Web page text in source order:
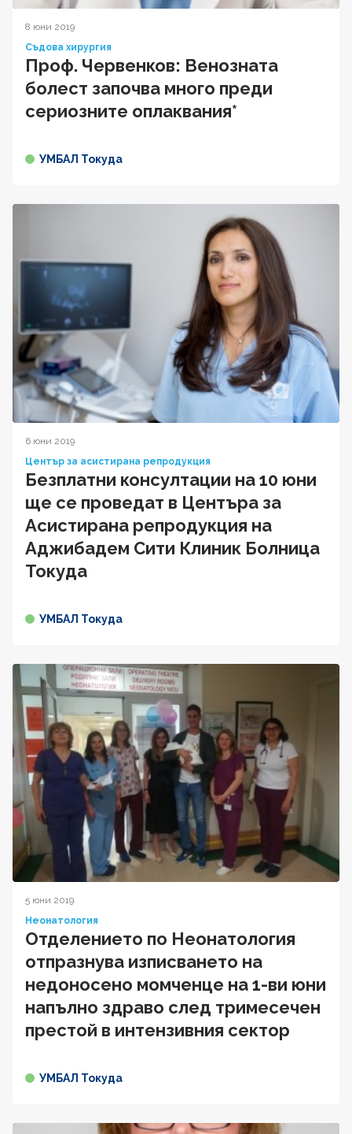
8 юни 2019
Съдова хирургия
Проф. Червенков: Венозната
болест започва много преди
сериозните оплаквания*
УМБАЛ Токуда
6 юни 2019
Център за асистирана репродукция
Безплатни консултации на 10 юни
ще се проведат в Центъра за
Асистирана репродукция на
Аджибадем Сити Клиник Болница
Токуда
УМБАЛ Токуда
5 юни 2019
Неонатология
Отделението по Неонатология
отпразнува изписването на
недоносено момченце на 1-ви юни
напълно здраво след тримесечен
престой в интензивния сектор
УМБАЛ Токуда